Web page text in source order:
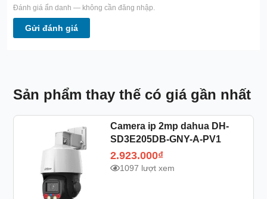
Đánh giá ẩn danh — không cần đăng nhập.
Gửi đánh giá
Sản phẩm thay thế có giá gần nhất
Camera ip 2mp dahua DH-
SD3E205DB-GNY-A-PV1
2.923.000₫
1097 lượt xem